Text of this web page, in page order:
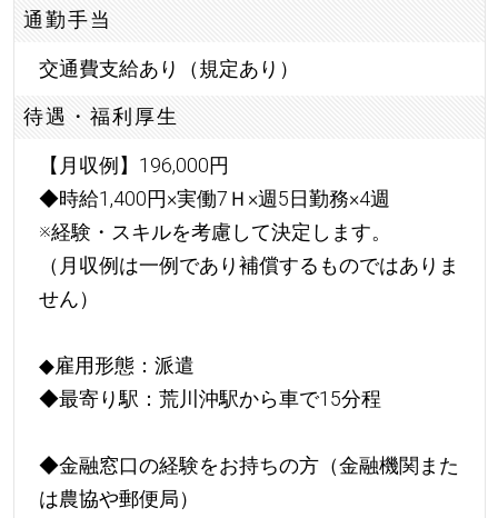
通勤手当
交通費支給あり（規定あり）
待遇・福利厚生
【月収例】196,000円
◆時給1,400円×実働7Ｈ×週5日勤務×4週
※経験・スキルを考慮して決定します。
（月収例は一例であり補償するものではありま
せん）
◆雇用形態：派遣
◆最寄り駅：荒川沖駅から車で15分程
◆金融窓口の経験をお持ちの方（金融機関また
は農協や郵便局）